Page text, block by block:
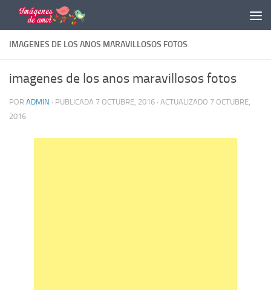
Saltar al contenido
IMAGENES DE LOS ANOS MARAVILLOSOS FOTOS
imagenes de los anos maravillosos fotos
POR ADMIN · PUBLICADA 7 OCTUBRE, 2016 · ACTUALIZADO 7 OCTUBRE,
2016